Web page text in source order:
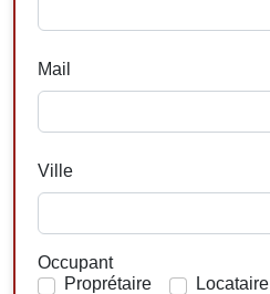
Mail
Ville
Occupant
Proprétaire
Locataire